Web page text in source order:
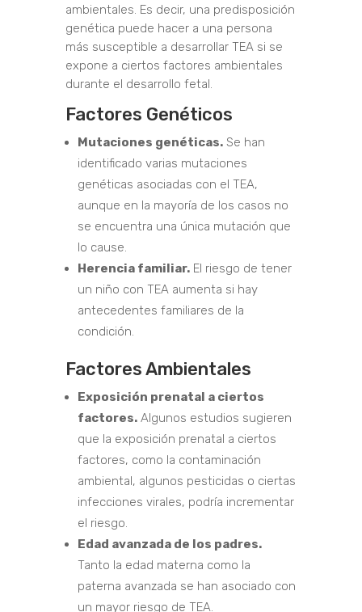
ambientales. Es decir, una predisposición
genética puede hacer a una persona
más susceptible a desarrollar TEA si se
expone a ciertos factores ambientales
durante el desarrollo fetal.
Factores Genéticos
Mutaciones genéticas.Se han
identificado varias mutaciones
genéticas asociadas con el TEA,
aunque en la mayoría de los casos no
se encuentra una única mutación que
lo cause.
Herencia familiar.El riesgo de tener
un niño con TEA aumenta si hay
antecedentes familiares de la
condición.
Factores Ambientales
Exposición prenatal a ciertos
factores.Algunos estudios sugieren
que la exposición prenatal a ciertos
factores, como la contaminación
ambiental, algunos pesticidas o ciertas
infecciones virales, podría incrementar
el riesgo.
Edad avanzada de los padres.
Tanto la edad materna como la
paterna avanzada se han asociado con
un mayor riesgo de TEA.